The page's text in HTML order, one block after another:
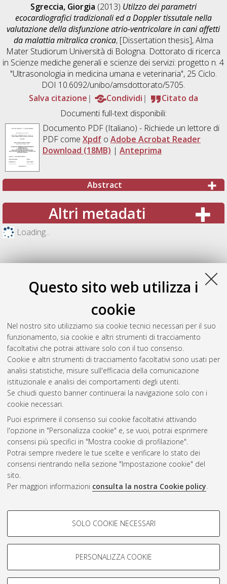
Questo sito web utilizza i
cookie
Nel nostro sito utilizziamo sia cookie tecnici necessari per il suo
funzionamento, sia cookie e altri strumenti di tracciamento
facoltativi che potrai attivare solo con il tuo consenso.
Cookie e altri strumenti di tracciamento facoltativi sono usati per
analisi statistiche, misure sull'efficacia della comunicazione
istituzionale e analisi dei comportamenti degli utenti.
Se chiudi questo banner continuerai la navigazione solo con i
cookie necessari.
Puoi esprimere il consenso sui cookie facoltativi attivando
l'opzione in "Personalizza cookie" e, se vuoi, potrai esprimere
consensi più specifici in "Mostra cookie di profilazione".
Potrai sempre rivedere le tue scelte e verificare lo stato dei
consensi rientrando nella sezione "Impostazione cookie" del
sito.
Per maggiori informazioni consulta la nostra Cookie policy.
COOKIE DI PROFILAZIONE -
Si tratta di cookie utilizzati per analizzare le caratteristiche della
navigazione degli utenti, creare profili in base al loro comportamento
Mostra cookie di profilazione
SOLO COOKIE NECESSARI
PERSONALIZZA COOKIE
Sgreccia, Giorgia (2013) Utilzzo dei parametri
ecocardiografici tradizionali ed a Doppler tissutale nella
valutazione della disfunzione atrio-ventricolare in cani affetti
da malattia mitralica cronica, [Dissertation thesis], Alma
Mater Studiorum Università di Bologna. Dottorato di ricerca
in Scienze mediche generali e scienze dei servizi: progetto n. 4
"Ultrasonologia in medicina umana e veterinaria", 25 Ciclo.
DOI 10.6092/unibo/amsdottorato/5705.
Salva citazione
Condividi
Citato da
Documenti full-text disponibili:
Documento PDF(Italiano) - Richiede un lettore di
PDF come Xpdfo Adobe Acrobat Reader
Download (18MB) | Anteprima
Abstract
Altri metadati
Loading...
Gestione del documento:
Atom
Rss 1.0
Rss 2.0
ISSN: 2038-7946
Impostazioni Cookie
Informativa sulla privacy
Condizioni d’uso del sito